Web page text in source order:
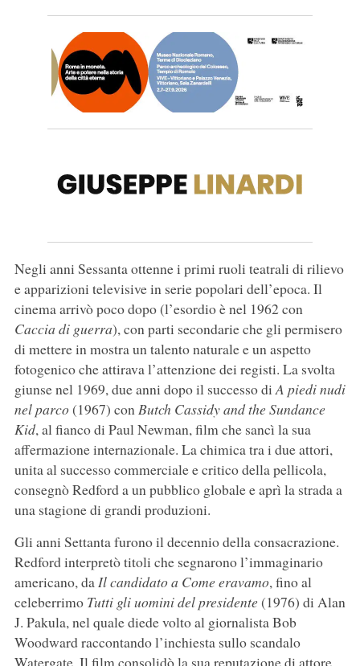
Negli anni Sessanta ottenne i primi ruoli teatrali di rilievo
e apparizioni televisive in serie popolari dell’epoca. Il
cinema arrivò poco dopo (l’esordio è nel 1962 con
Caccia di guerra), con parti secondarie che gli permisero
di mettere in mostra un talento naturale e un aspetto
fotogenico che attirava l’attenzione dei registi. La svolta
giunse nel 1969, due anni dopo il successo diA piedi nudi
nel parco(1967) conButch Cassidy and the Sundance
Kid, al fianco di Paul Newman, film che sancì la sua
affermazione internazionale. La chimica tra i due attori,
unita al successo commerciale e critico della pellicola,
consegnò Redford a un pubblico globale e aprì la strada a
una stagione di grandi produzioni.
Gli anni Settanta furono il decennio della consacrazione.
Redford interpretò titoli che segnarono l’immaginario
americano, daIl candidatoa Come eravamo, fino al
celeberrimo Tutti gli uomini del presidente(1976) di Alan
J. Pakula, nel quale diede volto al giornalista Bob
Woodward raccontando l’inchiesta sullo scandalo
Watergate. Il film consolidò la sua reputazione di attore